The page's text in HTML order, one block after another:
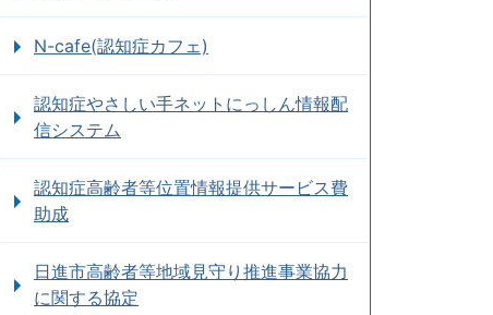
N-cafe(認知症カフェ)
認知症やさしい手ネットにっしん情報配
信システム
認知症高齢者等位置情報提供サービス費
助成
日進市高齢者等地域見守り推進事業協力
に関する協定